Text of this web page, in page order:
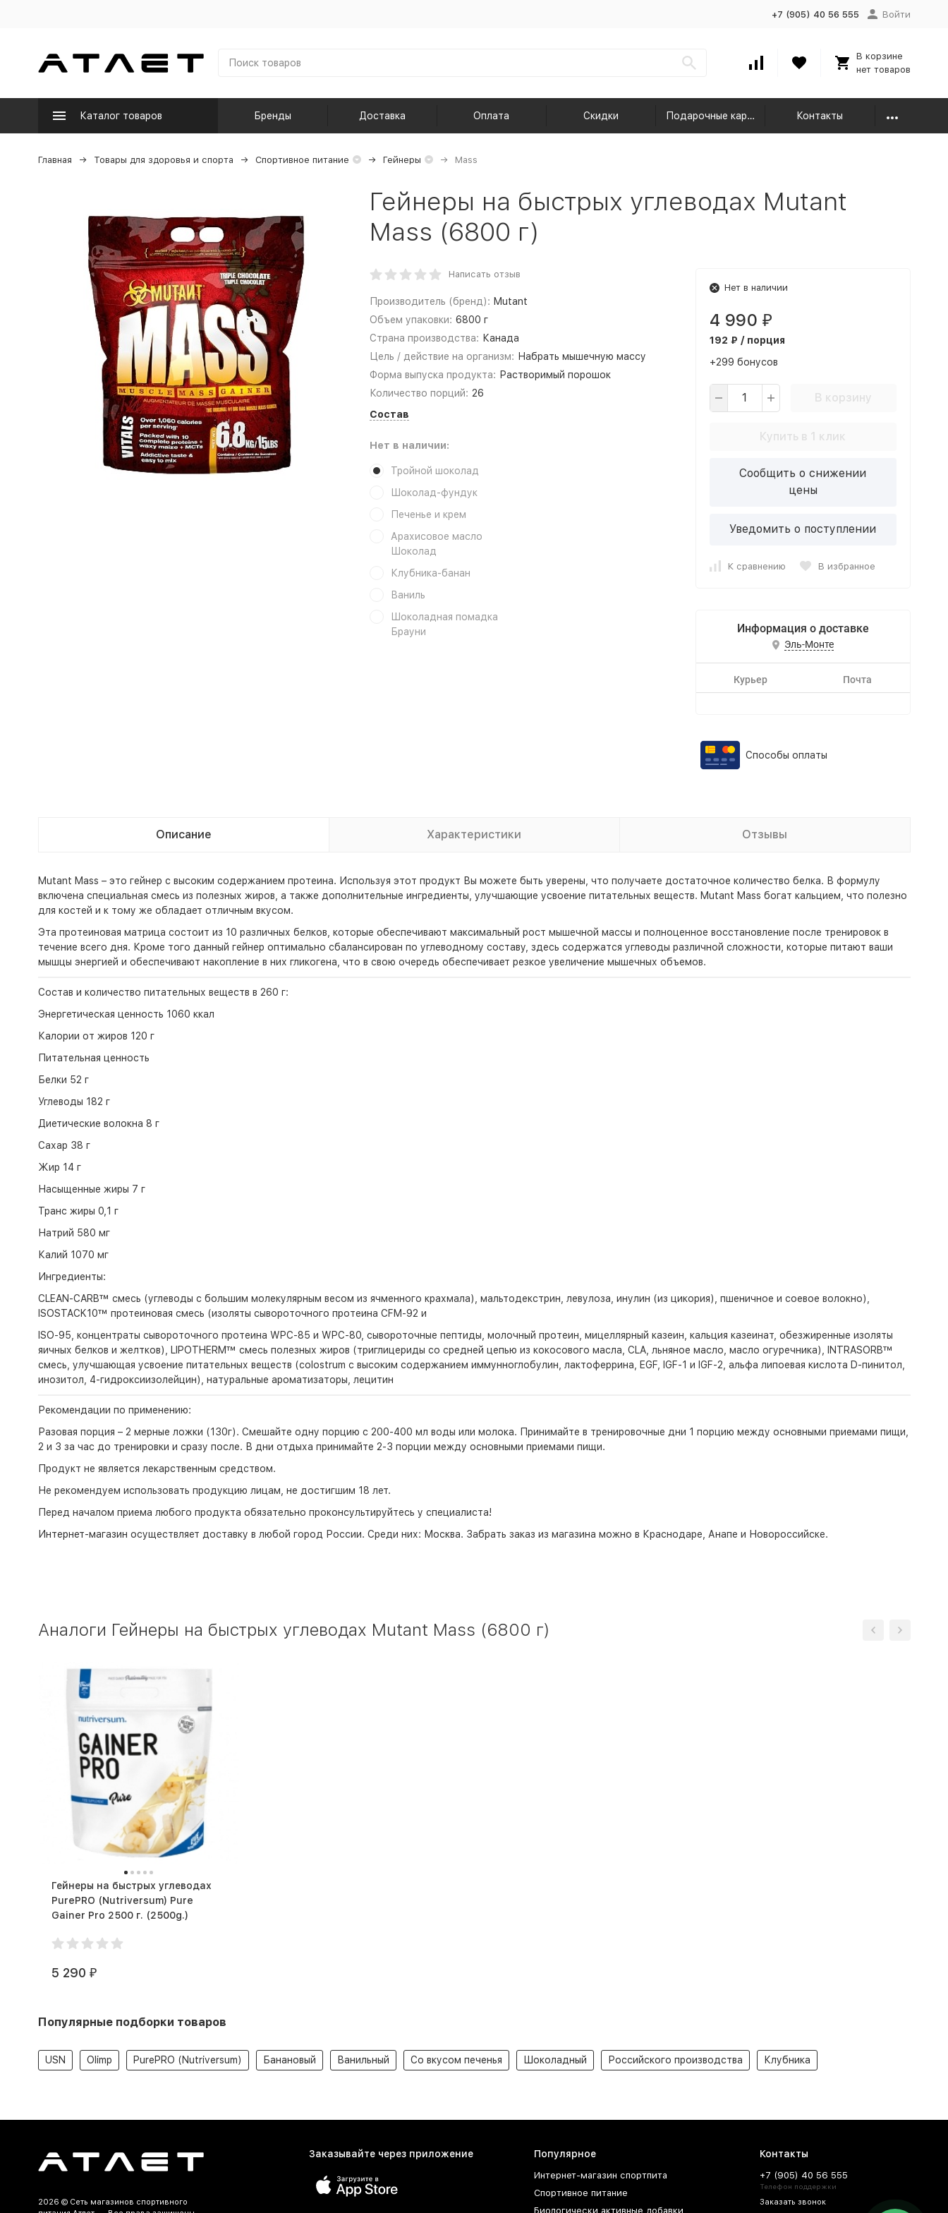
+7 (905) 40 56 555 Войти
В корзине
нет товаров
Каталог товаров Бренды Доставка Оплата Скидки Подарочные карты Контакты
Главная Товары для здоровья и спорта Спортивное питание Гейнеры Mass
Гейнеры на быстрых углеводах Mutant
Mass (6800 г)
Написать отзыв
Производитель (бренд): Mutant
Объем упаковки: 6800 г
Страна производства: Канада
Цель / действие на организм: Набрать мышечную массу
Форма выпуска продукта: Растворимый порошок
Количество порций: 26
Состав
Нет в наличии:
Тройной шоколад
Шоколад-фундук
Печенье и крем
Арахисовое масло
Шоколад
Клубника-банан
Ваниль
Шоколадная помадка
Брауни
Нет в наличии
4 990 ₽
192 ₽ / порция
+299 бонусов
В корзину
Купить в 1 клик
Сообщить о снижении
цены
Уведомить о поступлении
К сравнению В избранное
Информация о доставке
Эль-Монте
Курьер Почта
Способы оплаты
Описание Характеристики Отзывы
Mutant Mass – это гейнер с высоким содержанием протеина. Используя этот продукт Вы можете быть уверены, что получаете достаточное количество белка. В формулу
включена специальная смесь из полезных жиров, а также дополнительные ингредиенты, улучшающие усвоение питательных веществ. Mutant Mass богат кальцием, что полезно
для костей и к тому же обладает отличным вкусом.
Эта протеиновая матрица состоит из 10 различных белков, которые обеспечивают максимальный рост мышечной массы и полноценное восстановление после тренировок в
течение всего дня. Кроме того данный гейнер оптимально сбалансирован по углеводному составу, здесь содержатся углеводы различной сложности, которые питают ваши
мышцы энергией и обеспечивают накопление в них гликогена, что в свою очередь обеспечивает резкое увеличение мышечных объемов.
Состав и количество питательных веществ в 260 г:
Энергетическая ценность 1060 ккал
Калории от жиров 120 г
Питательная ценность
Белки 52 г
Углеводы 182 г
Диетические волокна 8 г
Сахар 38 г
Жир 14 г
Насыщенные жиры 7 г
Транс жиры 0,1 г
Натрий 580 мг
Калий 1070 мг
Ингредиенты:
CLEAN-CARB™ смесь (углеводы с большим молекулярным весом из ячменного крахмала), мальтодекстрин, левулоза, инулин (из цикория), пшеничное и соевое волокно),
ISOSTACK10™ протеиновая смесь (изоляты сывороточного протеина CFM-92 и
ISO-95, концентраты сывороточного протеина WPC-85 и WPC-80, сывороточные пептиды, молочный протеин, мицеллярный казеин, кальция казеинат, обезжиренные изоляты
яичных белков и желтков), LIPOTHERM™ смесь полезных жиров (триглицериды со средней цепью из кокосового масла, CLA, льняное масло, масло огуречника), INTRASORB™
смесь, улучшающая усвоение питательных веществ (colostrum с высоким содержанием иммунноглобулин, лактоферрина, EGF, IGF-1 и IGF-2, альфа липоевая кислота D-пинитол,
инозитол, 4-гидроксиизолейцин), натуральные ароматизаторы, лецитин
Рекомендации по применению:
Разовая порция – 2 мерные ложки (130г). Смешайте одну порцию с 200-400 мл воды или молока. Принимайте в тренировочные дни 1 порцию между основными приемами пищи,
2 и 3 за час до тренировки и сразу после. В дни отдыха принимайте 2-3 порции между основными приемами пищи.
Продукт не является лекарственным средством.
Не рекомендуем использовать продукцию лицам, не достигшим 18 лет.
Перед началом приема любого продукта обязательно проконсультируйтесь у специалиста!
Интернет-магазин осуществляет доставку в любой город России. Среди них: Москва. Забрать заказ из магазина можно в Краснодаре, Анапе и Новороссийске.
Аналоги Гейнеры на быстрых углеводах Mutant Mass (6800 г)
Гейнеры на быстрых углеводах
PurePRO (Nutriversum) Pure
Gainer Pro 2500 г. (2500g.)
5 290 ₽
Популярные подборки товаров
USN Olimp PurePRO (Nutriversum) Банановый Ванильный Со вкусом печенья Шоколадный Российского производства Клубника
2026 © Сеть магазинов спортивного
Заказывайте через приложение Популярное
Интернет-магазин спортпита
Спортивное питание
Биологически активные добавки
Контакты
+7 (905) 40 56 555
Телефон поддержки
Заказать звонок